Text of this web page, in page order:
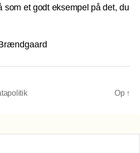
som et godt eksempel på det, du
Op ↑